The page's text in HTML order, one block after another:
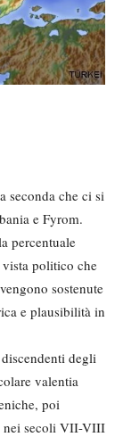
seconda che ci si
e Fyrom.
percentuale
politico che
sostenute
e plausibilità in
degli
valentia
poi
nei secoli VII-VIII